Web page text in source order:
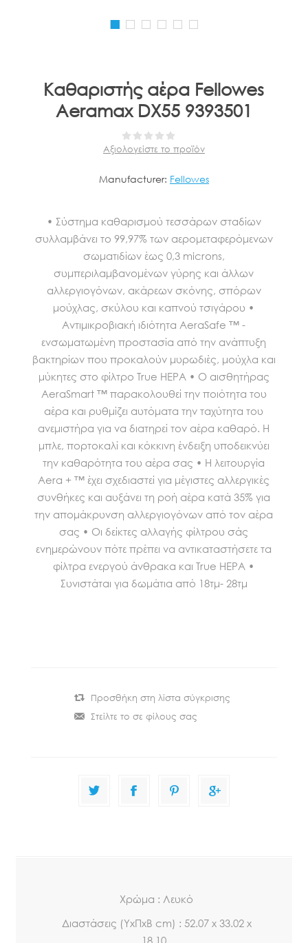
Καθαριστής αέρα Fellowes
Aeramax DX55 9393501
Αξιολογείστε το προϊόν
Manufacturer: Fellowes
• Σύστημα καθαρισμού τεσσάρων σταδίων
συλλαμβάνει το 99,97% των αερομεταφερόμενων
σωματιδίων έως 0,3 microns,
συμπεριλαμβανομένων γύρης και άλλων
αλλεργιογόνων, ακάρεων σκόνης, σπόρων
μούχλας, σκύλου και καπνού τσιγάρου •
Αντιμικροβιακή ιδιότητα AeraSafe ™ -
ενσωματωμένη προστασία από την ανάπτυξη
βακτηρίων που προκαλούν μυρωδιές, μούχλα και
μύκητες στο φίλτρο True HEPA • Ο αισθητήρας
AeraSmart ™ παρακολουθεί την ποιότητα του
αέρα και ρυθμίζει αυτόματα την ταχύτητα του
ανεμιστήρα για να διατηρεί τον αέρα καθαρό. Η
μπλε, πορτοκαλί και κόκκινη ένδειξη υποδεικνύει
την καθαρότητα του αέρα σας • Η λειτουργία
Aera + ™ έχει σχεδιαστεί για μέγιστες αλλεργικές
συνθήκες και αυξάνει τη ροή αέρα κατά 35% για
την απομάκρυνση αλλεργιογόνων από τον αέρα
σας • Οι δείκτες αλλαγής φίλτρου σάς
ενημερώνουν πότε πρέπει να αντικαταστήσετε τα
φίλτρα ενεργού άνθρακα και True HEPA •
Συνιστάται για δωμάτια από 18τμ- 28τμ
Xρώμα : Λευκό
Διαστάσεις (ΥxΠxΒ cm) : 52.07 x 33.02 x